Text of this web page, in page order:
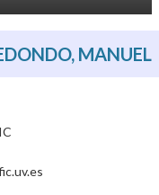
MANUEL